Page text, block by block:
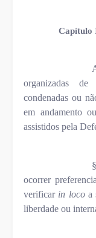
Capítulo
organizadas
condenadas ou
em andamento
assistidos pela
ocorrer
verificar in locoa
liberdade ou